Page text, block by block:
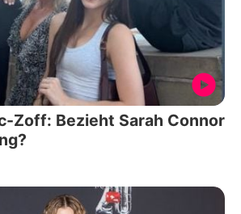
Zoff: Bezieht Sarah Connor